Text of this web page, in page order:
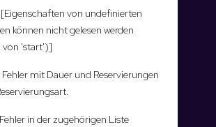
von undefinierten
können nicht gelesen werden
von 'start')]
Fehler mit Dauer und Reservierungen
in der zugehörigen Liste